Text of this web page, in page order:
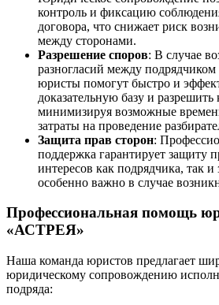
контроль и фиксацию
договора, что снижает риск
между сторонами.
Разрешение споров: В случае
разногласий между
юристы помогут быстро и
доказательную базу и разрешить
минимизируя возможные
затраты на проведение
Защита прав сторон:
поддержка гарантирует защиту
интересов как подрядчика, так и
особенно важно в случае
Профессиональная помощь
«АСТРЕЯ»
Наша команда юристов предлагает
юридическому сопровождению
подряда: